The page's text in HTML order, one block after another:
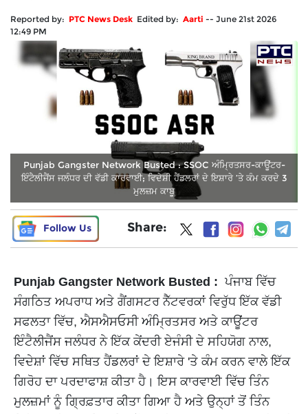
Reported by: PTC News Desk Edited by: Aarti -- June 21st 2026
12:49 PM
Punjab Gangster Network Busted : SSOC ਅੰਮ੍ਰਿਤਸਰ-ਕਾਊਂਟਰ-
ਇੰਟੈਲੀਜੈਂਸ ਜਲੰਧਰ ਦੀ ਵੱਡੀ ਕਾਰਵਾਈ; ਵਿਦੇਸ਼ੀ ਹੈਂਡਲਰਾਂ ਦੇ ਇਸ਼ਾਰੇ ’ਤੇ ਕੰਮ ਕਰਦੇ 3
ਮੁਲਜ਼ਮ ਕਾਬੂ
Follow Us Share:
Punjab Gangster Network Busted : ਪੰਜਾਬ ਵਿੱਚ
ਸੰਗਠਿਤ ਅਪਰਾਧ ਅਤੇ ਗੈਂਗਸਟਰ ਨੈੱਟਵਰਕਾਂ ਵਿਰੁੱਧ ਇੱਕ ਵੱਡੀ
ਸਫਲਤਾ ਵਿੱਚ, ਐਸਐਸਓਸੀ ਅੰਮ੍ਰਿਤਸਰ ਅਤੇ ਕਾਊਂਟਰ
ਇੰਟੈਲੀਜੈਂਸ ਜਲੰਧਰ ਨੇ ਇੱਕ ਕੇਂਦਰੀ ਏਜੰਸੀ ਦੇ ਸਹਿਯੋਗ ਨਾਲ,
ਵਿਦੇਸ਼ਾਂ ਵਿੱਚ ਸਥਿਤ ਹੈਂਡਲਰਾਂ ਦੇ ਇਸ਼ਾਰੇ 'ਤੇ ਕੰਮ ਕਰਨ ਵਾਲੇ ਇੱਕ
ਗਿਰੋਹ ਦਾ ਪਰਦਾਫਾਸ਼ ਕੀਤਾ ਹੈ। ਇਸ ਕਾਰਵਾਈ ਵਿੱਚ ਤਿੰਨ
ਮੁਲਜ਼ਮਾਂ ਨੂੰ ਗ੍ਰਿਫ਼ਤਾਰ ਕੀਤਾ ਗਿਆ ਹੈ ਅਤੇ ਉਨ੍ਹਾਂ ਤੋਂ ਤਿੰਨ